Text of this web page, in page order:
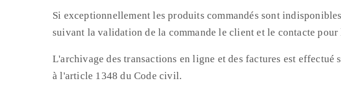
Si exceptionnellement les produits commandés sont
suivant la validation de la commande le client et le contacte
L'archivage des transactions en ligne et des factures est
à l'article 1348 du Code civil.